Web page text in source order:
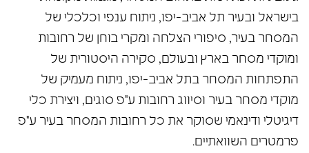
בישראל ובעיר תל אביב-יפו, ניתוח ענפי וכלכלי של
המסחר בעיר, סיפורי הצלחה ומקרי בוחן של רחובות
ומוקדי מסחר בארץ ובעולם, סקירה היסטורית של
התפתחות המסחר בתל אביב-יפו, ניתוח מעמיק של
מוקדי מסחר בעיר וסיווג רחובות ע"פ סוגים, ויצירת כלי
דיגיטלי ודינאמי שסוקר את כל רחובות המסחר בעיר ע"פ
פרמטרים השוואתיים.